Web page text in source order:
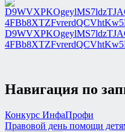
Навигация по
Конкурс ИнфаПрофи
Правовой день помощи